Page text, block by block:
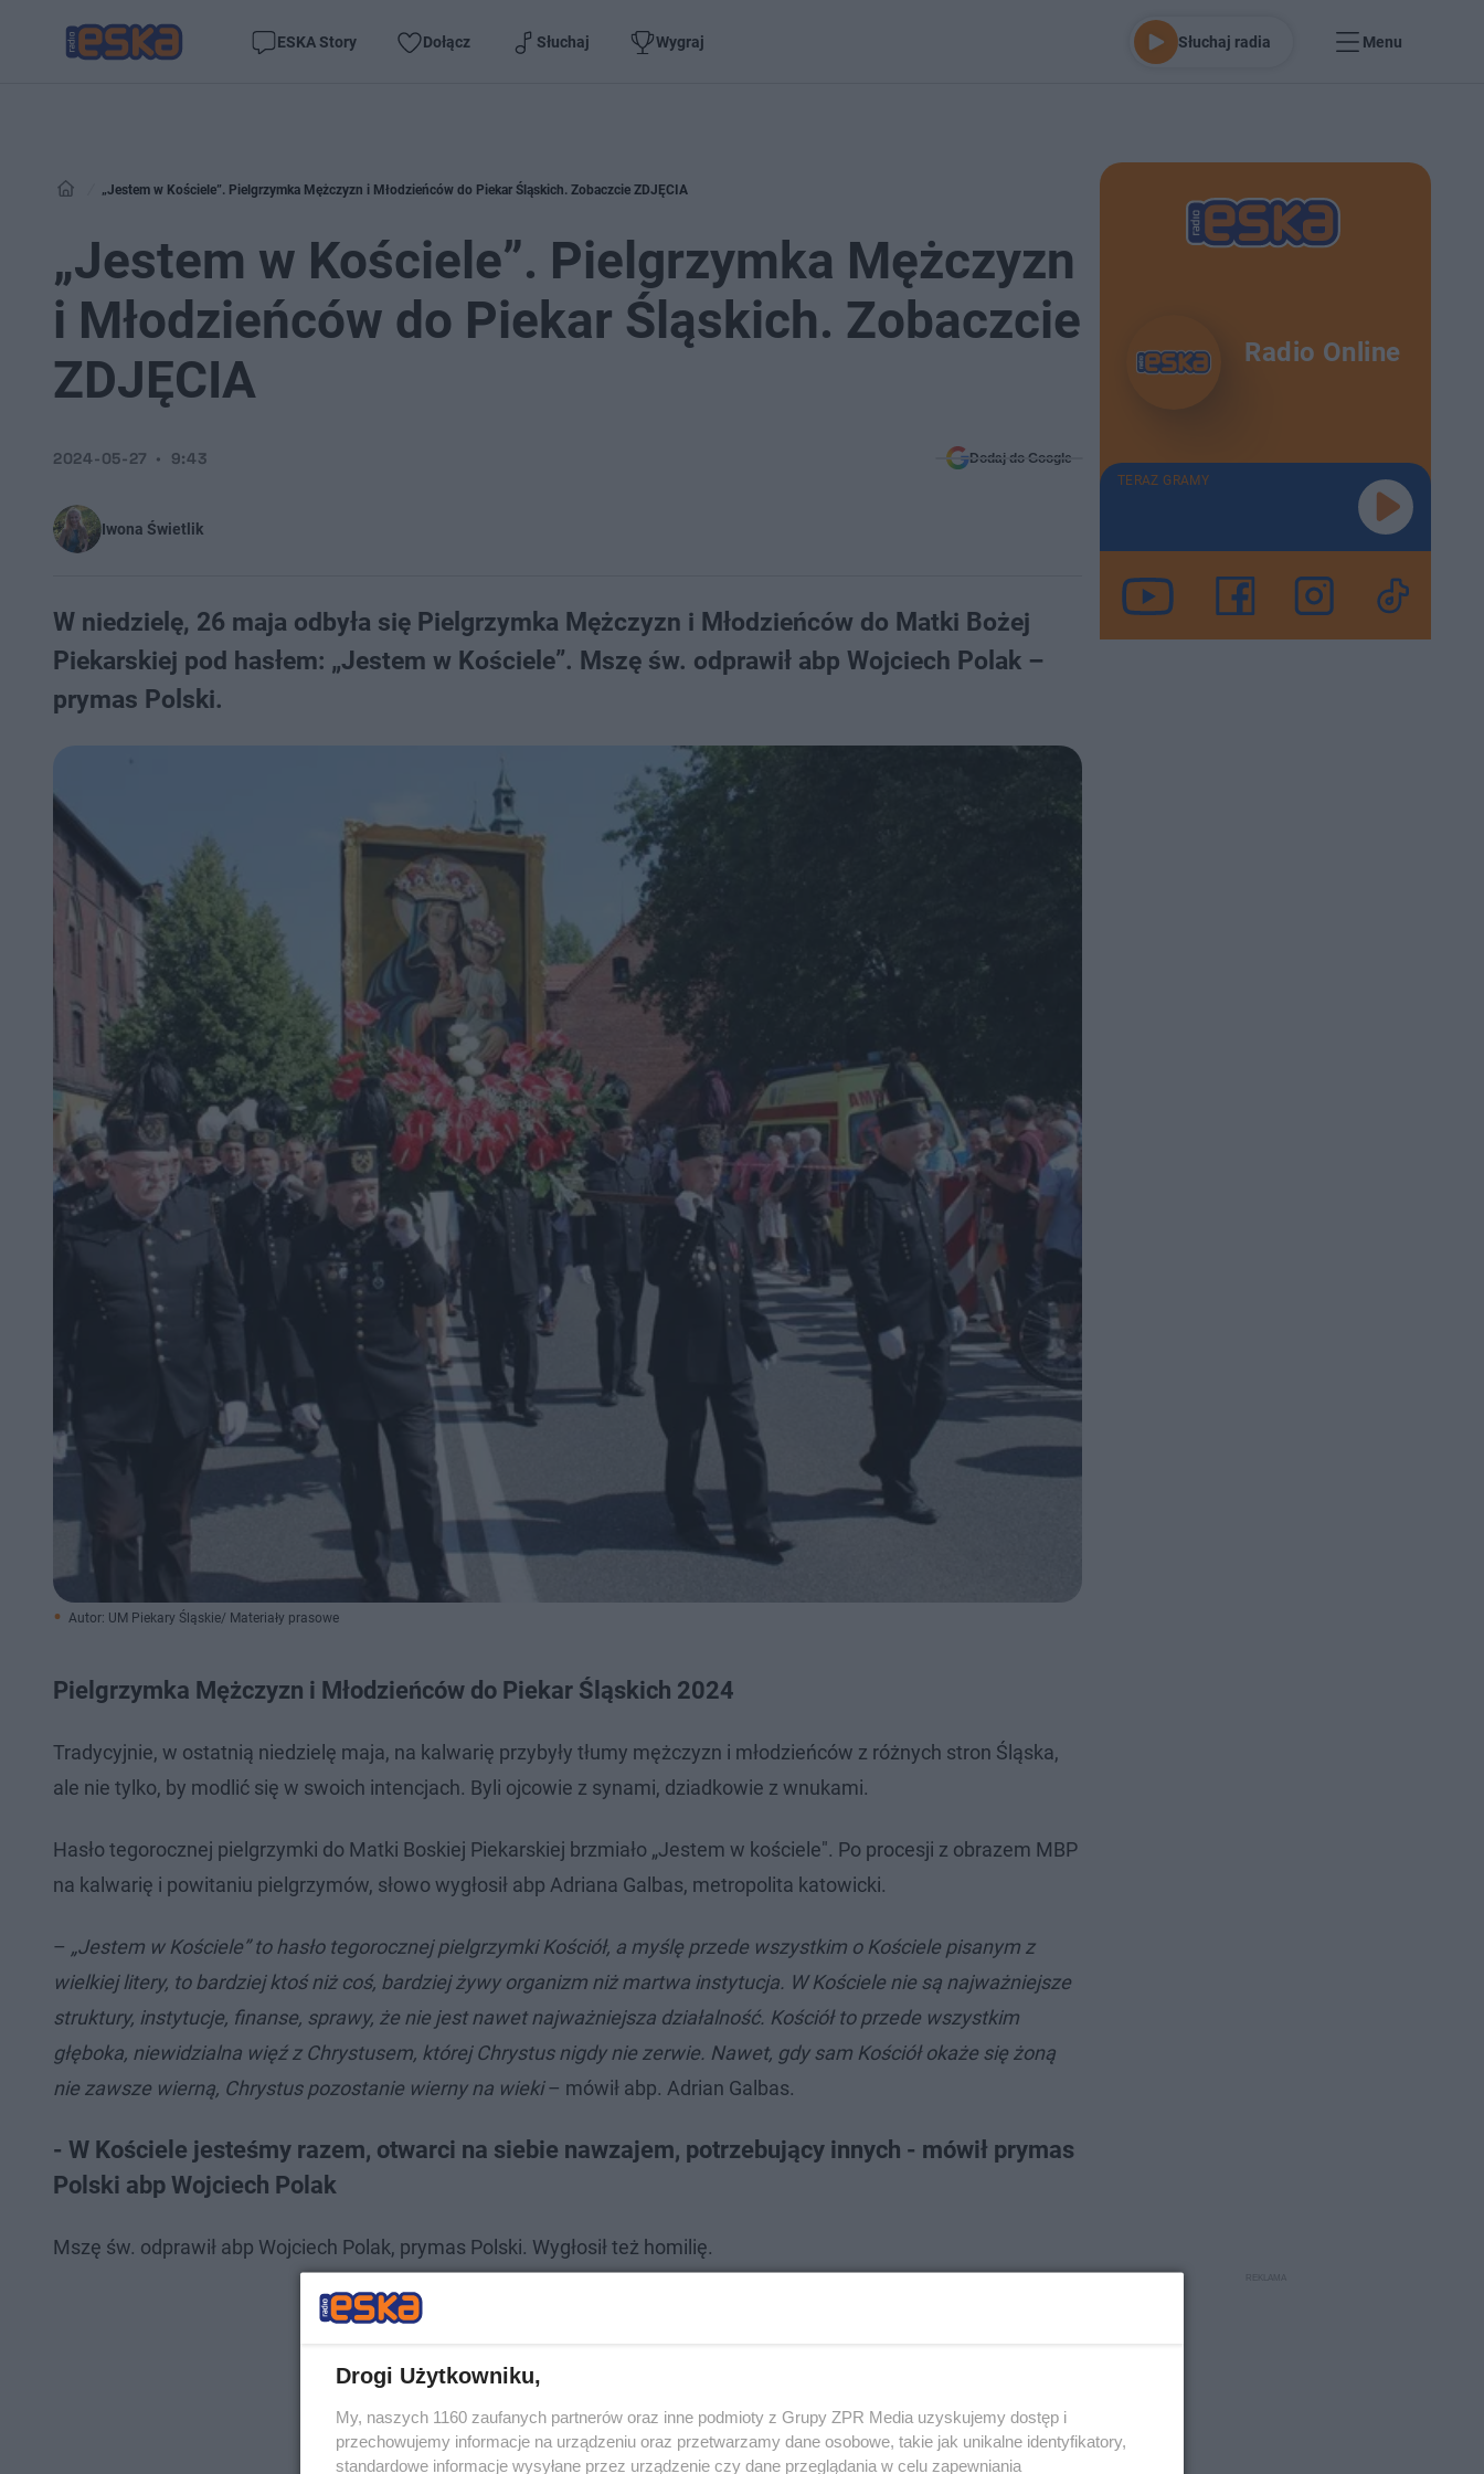
ESKA Story Dołącz Słuchaj Wygraj Słuchaj radia Menu
„Jestem w Kościele”. Pielgrzymka Mężczyzn i Młodzieńców do Piekar Śląskich. Zobaczcie ZDJĘCIA
„Jestem w Kościele”. Pielgrzymka Mężczyzn
i Młodzieńców do Piekar Śląskich. Zobaczcie
ZDJĘCIA
Iwona Świetlik
2024-05-27 9:43 Dodaj do Google
W niedzielę, 26 maja odbyła się Pielgrzymka Mężczyzn i Młodzieńców do Matki Bożej
Piekarskiej pod hasłem: „Jestem w Kościele”. Mszę św. odprawił abp Wojciech Polak –
prymas Polski.
Autor: UM Piekary Śląskie/ Materiały prasowe
Pielgrzymka Mężczyzn i Młodzieńców do Piekar Śląskich 2024
Tradycyjnie, w ostatnią niedzielę maja, na kalwarię przybyły tłumy mężczyzn i młodzieńców z różnych stron Śląska,
ale nie tylko, by modlić się w swoich intencjach. Byli ojcowie z synami, dziadkowie z wnukami.
Hasło tegorocznej pielgrzymki do Matki Boskiej Piekarskiej brzmiało „Jestem w kościele". Po procesji z obrazem MBP
na kalwarię i powitaniu pielgrzymów, słowo wygłosił abp Adriana Galbas, metropolita katowicki.
– „Jestem w Kościele” to hasło tegorocznej pielgrzymki Kościół, a myślę przede wszystkim o Kościele pisanym z
wielkiej litery, to bardziej ktoś niż coś, bardziej żywy organizm niż martwa instytucja. W Kościele nie są najważniejsze
struktury, instytucje, finanse, sprawy, że nie jest nawet najważniejsza działalność. Kościół to przede wszystkim
głęboka, niewidzialna więź z Chrystusem, której Chrystus nigdy nie zerwie. Nawet, gdy sam Kościół okaże się żoną
nie zawsze wierną, Chrystus pozostanie wierny na wieki– mówił abp. Adrian Galbas.
- W Kościele jesteśmy razem, otwarci na siebie nawzajem, potrzebujący innych - mówił prymas
Polski abp Wojciech Polak
Mszę św. odprawił abp Wojciech Polak, prymas Polski. Wygłosił też homilię.
Radio Online
TERAZ GRAMY
Drogi Użytkowniku,
My, naszych 1160 zaufanych partnerów oraz inne podmioty z Grupy ZPR Media uzyskujemy dostęp i
przechowujemy informacje na urządzeniu oraz przetwarzamy dane osobowe, takie jak unikalne identyfikatory,
standardowe informacje wysyłane przez urządzenie czy dane przeglądania w celu zapewniania